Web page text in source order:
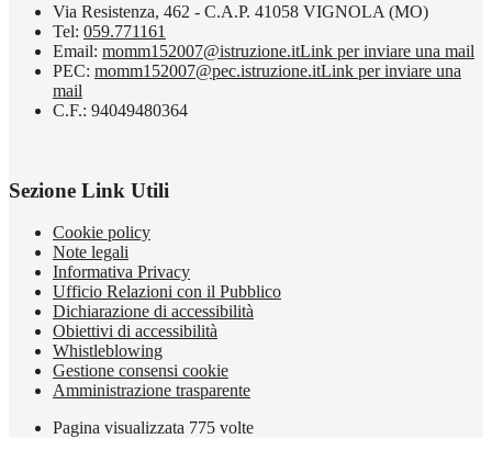
Via Resistenza, 462 - C.A.P. 41058 VIGNOLA (MO)
Tel: 059.771161
Email: momm152007@istruzione.itLink per inviare una mail
PEC: momm152007@pec.istruzione.itLink per inviare una
mail
C.F.: 94049480364
Sezione Link Utili
Cookie policy
Note legali
Informativa Privacy
Ufficio Relazioni con il Pubblico
Dichiarazione di accessibilità
Obiettivi di accessibilità
Whistleblowing
Gestione consensi cookie
Amministrazione trasparente
Pagina visualizzata 775 volte